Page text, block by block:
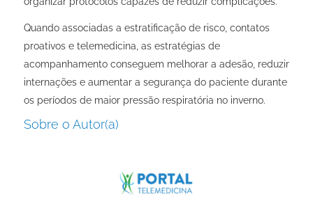
Quando associadas a estratificação de risco, contatos
proativos e telemedicina, as estratégias de
acompanhamento conseguem melhorar a adesão, reduzir
internações e aumentar a segurança do paciente durante
os períodos de maior pressão respiratória no inverno.
Sobre o Autor(a)